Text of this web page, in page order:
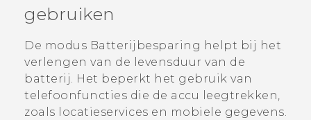
AANBIEDINGEN
HTC Club
SUPPORT
HTC-apparaten & -accessoires
VIVERSE
Aanmelden
gebruiken
De modus Batterijbesparing helpt bij het
verlengen van de levensduur van de
batterij. Het beperkt het gebruik van
telefoonfuncties die de accu leegtrekken,
zoals locatieservices en mobiele gegevens.